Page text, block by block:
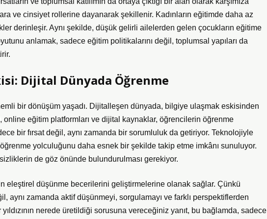
ve cinsiyet rollerine dayanarak şekillenir. Kadınların eğitimde daha az
derinleşir. Aynı şekilde, düşük gelirli ailelerden gelen çocukların eğitime
anlamak, sadece eğitim politikalarını değil, toplumsal yapıları da
Dijital Dünyada Öğrenme
bir dönüşüm yaşadı. Dijitalleşen dünyada, bilgiye ulaşmak eskisinden
eğitim platformları ve dijital kaynaklar, öğrencilerin öğrenme
bir fırsat değil, aynı zamanda bir sorumluluk da getiriyor. Teknolojiyle
yolculuğunu daha esnek bir şekilde takip etme imkânı sunuluyor.
de göz önünde bulundurulması gerekiyor.
eleştirel düşünme becerilerini geliştirmelerine olanak sağlar. Çünkü
aynı zamanda aktif düşünmeyi, sorgulamayı ve farklı perspektiflerden
nerede üretildiği sorusuna vereceğiniz yanıt, bu bağlamda, sadece